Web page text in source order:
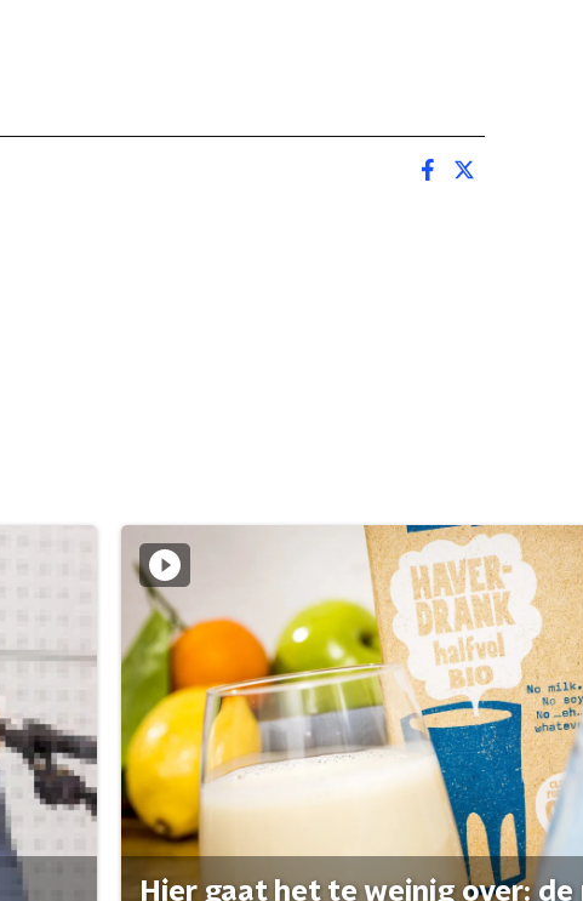
Hier gaat het te weinig over: